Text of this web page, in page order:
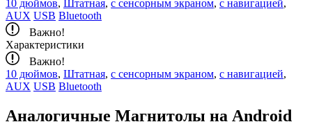
10 дюймов, Штатная, с сенсорным экраном, c навигацией,
AUX USB Bluetooth
Важно!
Характеристики
Важно!
10 дюймов, Штатная, с сенсорным экраном, c навигацией,
AUX USB Bluetooth
Аналогичные Магнитолы на Android